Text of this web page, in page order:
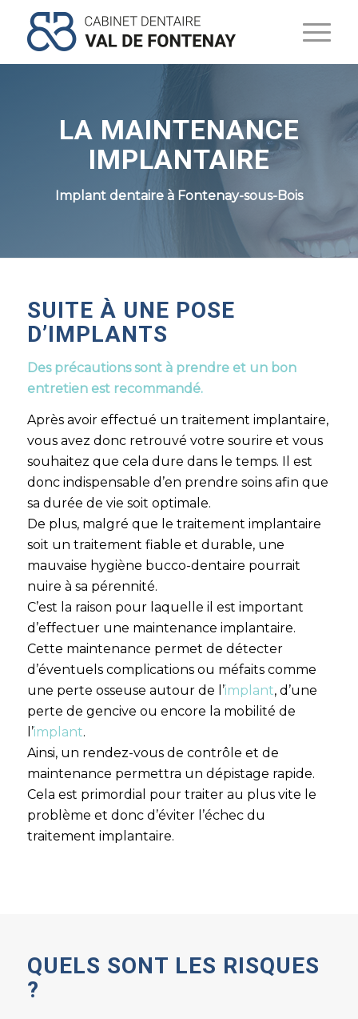
LA MAINTENANCE
IMPLANTAIRE
Implant dentaire à Fontenay-sous-Bois
SUITE À UNE POSE
D’IMPLANTS
Des précautions sont à prendre et un bon
entretien est recommandé.
Après avoir effectué un traitement implantaire,
vous avez donc retrouvé votre sourire et vous
souhaitez que cela dure dans le temps. Il est
donc indispensable d’en prendre soins afin que
sa durée de vie soit optimale.
De plus, malgré que le traitement implantaire
soit un traitement fiable et durable, une
mauvaise hygiène bucco-dentaire pourrait
nuire à sa pérennité.
C’est la raison pour laquelle il est important
d’effectuer une maintenance implantaire.
Cette maintenance permet de détecter
d’éventuels complications ou méfaits comme
une perte osseuse autour de l’implant, d’une
perte de gencive ou encore la mobilité de
l’implant.
Ainsi, un rendez-vous de contrôle et de
maintenance permettra un dépistage rapide.
Cela est primordial pour traiter au plus vite le
problème et donc d’éviter l’échec du
traitement implantaire.
QUELS SONT LES RISQUES
?